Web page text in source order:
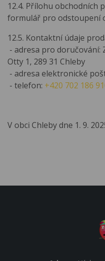
12.4. Přílohu obchodních
formulář pro odstoupení
12.5. Kontaktní údaje
- adresa pro doručování:
Otty 1, 289 31 Chleby
- adresa elektronické
- telefon: +420 702 186
V obci Chleby dne 1. 9.